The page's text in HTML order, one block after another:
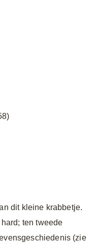
dit kleine krabbetje.
ten tweede
(zie